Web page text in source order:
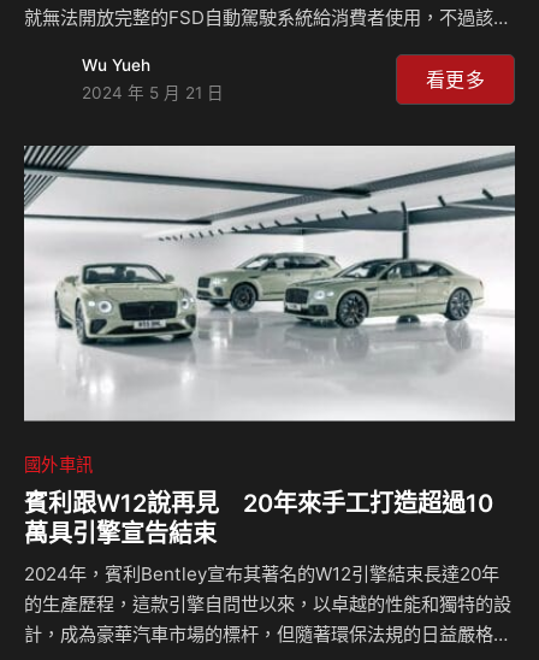
就無法開放完整的FSD自動駕駛系統給消費者使用，不過該品
得到的數據並不能傳輸到國外使用，現在中國似乎將會開放相
關的數據傳輸，這將會讓FSD有著大量的數據學習，讓自動駕
據，都必須要保存在中國本地，而現在特斯拉將要在中國設立
資料中心，當然這個資料中心必須與當地的中資合夥，目前他
們已經與Nvidia就收購中國資料中心的圖形處理單元進行談
判，這個談判是Elon Musk在上個月造訪中國時…
Wu Yueh
2024 年 5 月 21 日
看更多
國外車訊
賓利跟W12說再見 20年來手工打造超過10
萬具引擎宣告結束
2024年，賓利Bentley宣布其著名的W12引擎結束長達20年
的生產歷程，這款引擎自問世以來，以卓越的性能和獨特的設
計，成為豪華汽車市場的標杆，但隨著環保法規的日益嚴格，